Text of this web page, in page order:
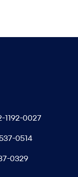
1192-0027
0514
0329